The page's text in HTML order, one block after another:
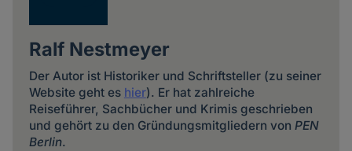
Ralf Nestmeyer
Der Autor ist Historiker und Schriftsteller (zu seiner
Website geht es hier). Er hat zahlreiche
Reiseführer, Sachbücher und Krimis geschrieben
und gehört zu den Gründungsmitgliedern von PEN
Berlin.